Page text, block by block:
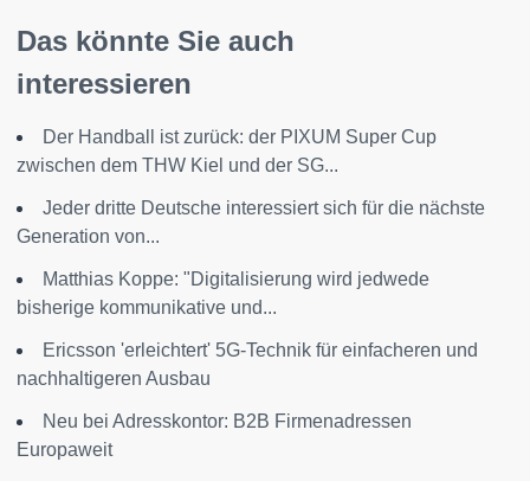
Das könnte Sie auch
interessieren
Der Handball ist zurück: der PIXUM Super Cup
zwischen dem THW Kiel und der SG...
Jeder dritte Deutsche interessiert sich für die nächste
Generation von...
Matthias Koppe: "Digitalisierung wird jedwede
bisherige kommunikative und...
Ericsson 'erleichtert' 5G-Technik für einfacheren und
nachhaltigeren Ausbau
Neu bei Adresskontor: B2B Firmenadressen
Europaweit